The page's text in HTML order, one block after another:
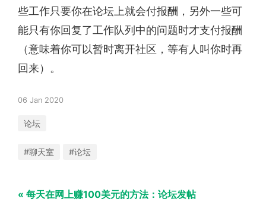
些工作只要你在论坛上就会付报酬，另外一些可
能只有你回复了工作队列中的问题时才支付报酬
（意味着你可以暂时离开社区，等有人叫你时再
回来）。
06 Jan 2020
论坛
#聊天室 #论坛
« 每天在网上赚100美元的方法：论坛发帖